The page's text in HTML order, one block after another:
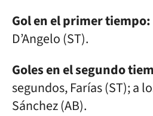
Gol en el primer tiempo:
D’Angelo (ST).
Goles en el segundo
segundos, Farías (ST); a
Sánchez (AB).